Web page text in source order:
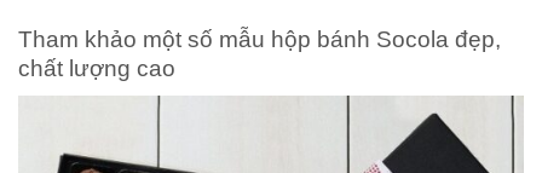
Tham khảo một số mẫu hộp bánh Socola đẹp,
chất lượng cao